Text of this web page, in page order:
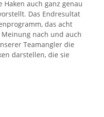
Haken auch ganz genau
Das Endresultat
das acht
nach und auch
Teamangler die
darstellen, die sie